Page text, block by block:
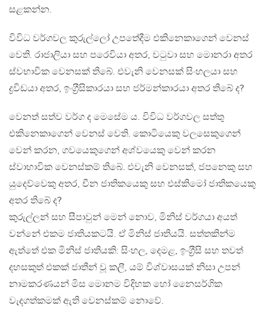
සළකන්න.
විවිධ වර්ගවල කුරුල්ලෝ උපතේදීම එකිනෙකාගෙන් වෙනස්
වෙති. රාජාලියා සහ පරෙවියා අතර, වටුවා සහ මොනරා අතර
ස්වභාවික වෙනසක් තිබේ. එවැනි වෙනසක් සිංහලයා සහ
ද්‍රවිඩයා අතර, ඉංග‍්‍රීසිකාරයා සහ ජර්මන්කාරයා අතර තිබේ ද?
වෙනත් සත්ව වර්ග ද මෙසේම ය. විවිධ වර්ගවල සත්තු
එකිනෙකාගෙන් වෙනස් වෙති. කොටියෙකු වලසෙකුගෙන්
වෙන් කරන, ගවයෙකුගෙන් අශ්වයෙකු වෙන් කරන
ස්වාභාවික වෙනස්කම් තිබේ. එවැනි වෙනසක්, ජපනෙකු සහ
යුදෙව්වෙකු අතර, චීන ජාතිකයෙකු සහ එස්කිමෝ ජාතිකයෙකු
අතර තිබේ ද?
කුරුල්ලන් සහ සීපාවුන් මෙන් නොව, මිනිස් වර්ගයා අයත්
වන්නේ එකම ජාතියකටයි. ඒ මිනිස් ජාතියයි. සත්තකින්ම
ඇත්තේ එක මිනිස් ජාතියකි: සිංහල, දෙමළ, ඉංග‍්‍රීසි සහ තවත්
දහසකුත් එකක් ජාතීන් වූ කලී, යම් විශ්වාසයක් නිසා උපන්
නාමකරණයන් මිස මොනම විදිහක හෝ නෛසර්ගික
වැදගත්කමක් ඇති වෙනස්කම් නොවේ.